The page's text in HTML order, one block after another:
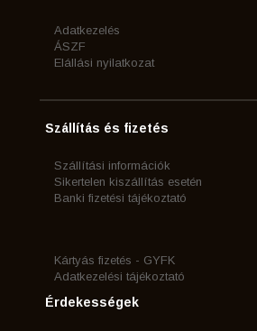
Adatkezelés
ÁSZF
Elállási nyilatkozat
Szállítás és fizetés
Szállítási információk
Sikertelen kiszállítás esetén
Banki fizetési tájékoztató
Kártyás fizetés - GYFK
Adatkezelési tájékoztató
Érdekességek